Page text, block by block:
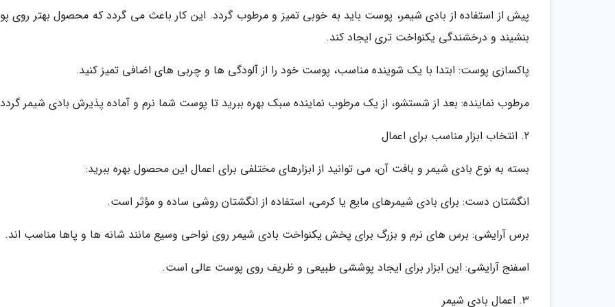
پیش از استفاده از بادی شیمر، پوست باید به خوبی تمیز و مرطوب گردد. این کار باعث می گردد که محصول بهتر روی
بنشیند و درخشندگی یکنواخت تری ایجاد کند.
پاکسازی پوست: ابتدا با یک شوینده مناسب، پوست خود را از آلودگی ها و چربی های اضافی تمیز کنید.
مرطوب نماینده: بعد از شستشو، از یک مرطوب نماینده سبک بهره ببرید تا پوست شما نرم و آماده پذیرش بادی شیمر
2. انتخاب ابزار مناسب برای اعمال
بسته به نوع بادی شیمر و بافت آن، می توانید از ابزارهای مختلفی برای اعمال این محصول بهره ببرید:
انگشتان دست: برای بادی شیمرهای مایع یا کرمی، استفاده از انگشتان روشی ساده و مؤثر است.
برس آرایشی: برس های نرم و بزرگ برای پخش یکنواخت بادی شیمر روی نواحی وسیع مانند شانه ها و پاها مناسب اند.
اسفنج آرایشی: این ابزار برای ایجاد پوششی طبیعی و ظریف روی پوست عالی است.
3. اعمال بادی شیمر